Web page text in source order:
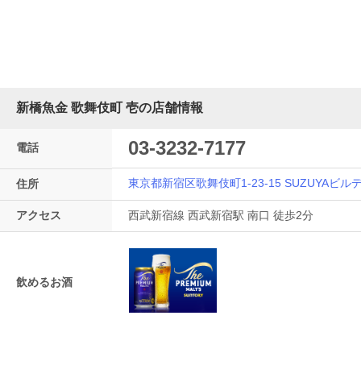
新橋魚金 歌舞伎町 壱の店舗情報
電話 03-3232-7177
住所 東京都新宿区歌舞伎町1-23-15 SUZUYAビル
アクセス 西武新宿線 西武新宿駅 南口 徒歩2分
飲めるお酒